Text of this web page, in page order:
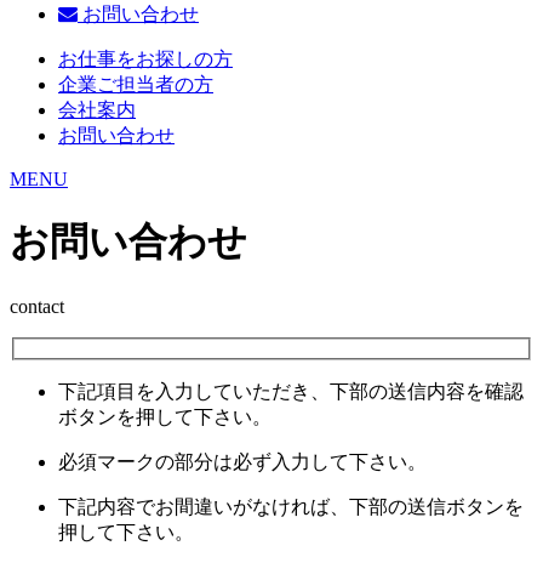
お問い合わせ
お仕事をお探しの方
企業ご担当者の方
会社案内
お問い合わせ
MENU
お問い合わせ
contact
下記項目を入力していただき、下部の送信内容を確認
ボタンを押して下さい。
必須マークの部分は必ず入力して下さい。
下記内容でお間違いがなければ、下部の送信ボタンを
押して下さい。